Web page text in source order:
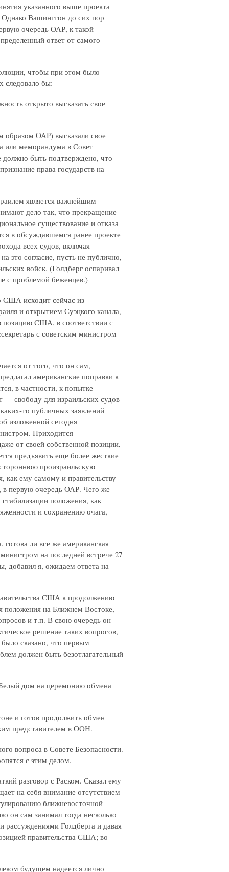
указанного выше проекта
Однако Вашингтон до сих пор
очередь ОАР, к такой
ответ от самого
чтобы при этом было
следовало бы:
открыто высказать свое
образом ОАР) высказали свое
или меморандума в Совет
быть подтверждено, что
права государств на
является важнейшим
дело так, что прекращение
существование и отказа
в обсуждавшемся ранее проекте
всех судов, включая
это согласие, пусть не публично,
войск. (Голдберг оспаривал
с проблемой беженцев.)
США исходит сейчас из
и открытием Суэцкого канала,
позицию США, в соответствии с
с советским министром
от того, что он сам,
американские поправки к
в частности, к попытке
свободу для израильских судов
то публичных заявлений
изложенной сегодня
Приходится
от своей собственной позиции,
предъявить еще более жесткие
произраильскую
как ему самому и правительству
первую очередь ОАР. Чего же
положения, как
и сохранению очага,
готова ли все же американская
на последней встрече 27
добавил я, ожидаем ответа на
США к продолжению
положения на Ближнем Востоке,
и т.п. В свою очередь он
решение таких вопросов,
сказано, что первым
должен быть безотлагательный
дом на церемонию обмена
и готов продолжить обмен
представителем в ООН.
вопроса в Совете Безопасности.
с этим делом.
разговор с Раском. Сказал ему
на себя внимание отсутствием
ближневосточной
он сам занимал тогда несколько
Голдберга и давая
правительства США; во
будущем надеется лично